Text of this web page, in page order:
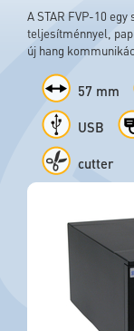
A STAR FVP-10
teljesítménnyel,
új hang
57 mm
USB
cutter